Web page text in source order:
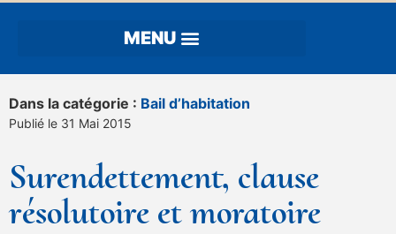
Dans la catégorie : Bail d’habitation
Publié le 31 Mai 2015
Surendettement, clause
résolutoire et moratoire